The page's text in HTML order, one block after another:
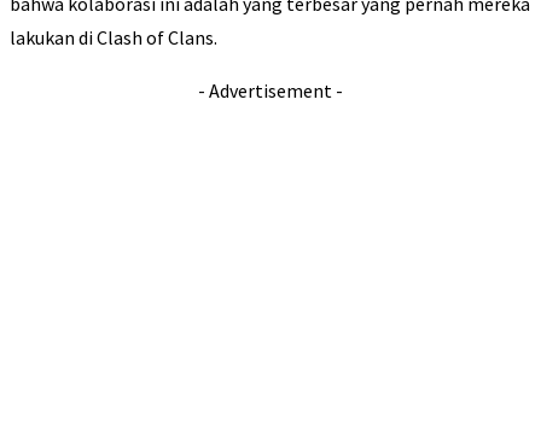
lakukan di Clash of Clans.
- Advertisement -